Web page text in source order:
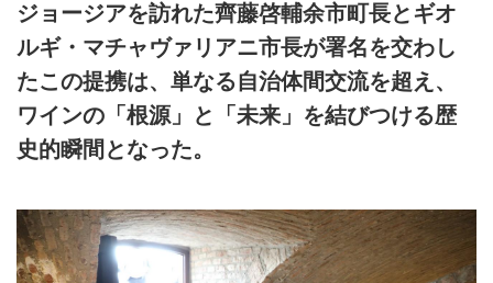
ジョージアを訪れた齊藤啓輔余市町長とギオ
ルギ・マチャヴァリアニ市長が署名を交わし
たこの提携は、単なる自治体間交流を超え、
ワインの「根源」と「未来」を結びつける歴
史的瞬間となった。